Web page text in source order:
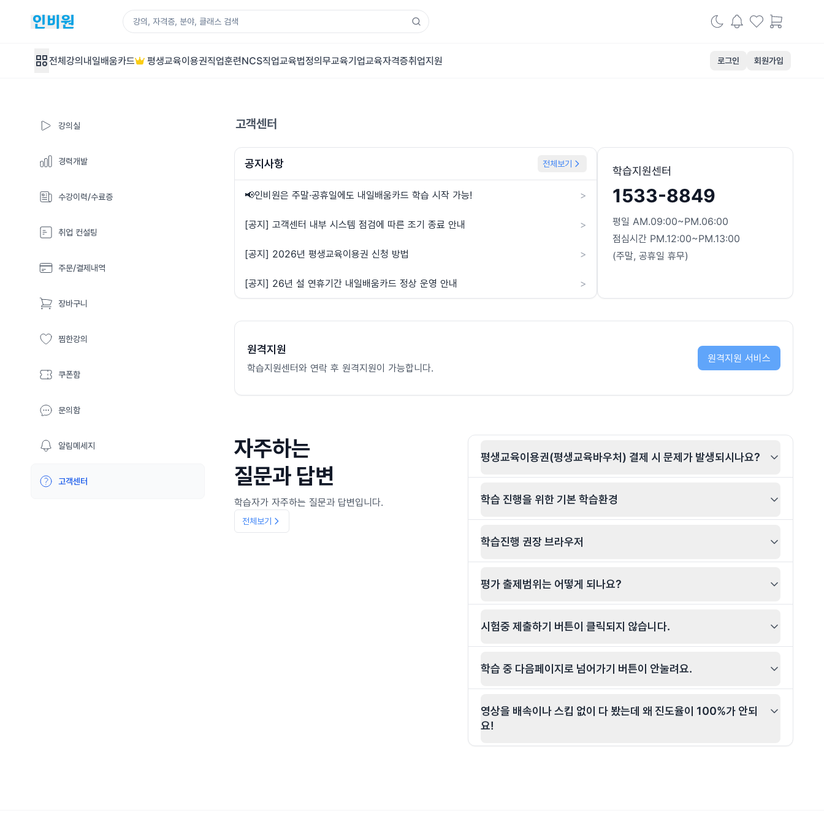
전체강의 내일배움카드 평생교육이용권직업훈련NCS직업교육법정의무교육기업교육자격증취업지원 로그인 회원가입
강의실
경력개발
수강이력/수료증
취업 컨설팅
주문/결제내역
장바구니
찜한강의
쿠폰함
문의함
알림메세지
고객센터
고객센터
공지사항 전체보기
📢인비원은 주말·공휴일에도 내일배움카드 학습 시작 가능! >
[공지] 고객센터 내부 시스템 점검에 따른 조기 종료 안내 >
[공지] 2026년 평생교육이용권 신청 방법 >
[공지] 26년 설 연휴기간 내일배움카드 정상 운영 안내 >
학습지원센터
1533-8849
평일 AM.09:00~PM.06:00
점심시간 PM.12:00~PM.13:00
(주말, 공휴일 휴무)
원격지원
학습지원센터와 연락 후 원격지원이 가능합니다.
원격지원 서비스
자주하는
질문과 답변
학습자가 자주하는 질문과 답변입니다.
전체보기
평생교육이용권(평생교육바우처) 결제 시 문제가 발생되시나요?
학습 진행을 위한 기본 학습환경
학습진행 권장 브라우저
평가 출제범위는 어떻게 되나요?
시험중 제출하기 버튼이 클릭되지 않습니다.
학습 중 다음페이지로 넘어가기 버튼이 안눌려요.
영상을 배속이나 스킵 없이 다 봤는데 왜 진도율이 100%가 안되
요!